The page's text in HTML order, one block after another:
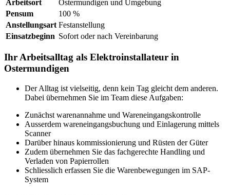
Arbeitsort
Ostermundigen und Umgebung
Pensum
100 %
Anstellungsart Festanstellung
Einsatzbeginn Sofort oder nach Vereinbarung
Ihr Arbeitsalltag als Elektroinstallateur in
Ostermundigen
Der Alltag ist vielseitig, denn kein Tag gleicht dem anderen.
Dabei übernehmen Sie im Team diese Aufgaben:
Zunächst warenannahme und Wareneingangskontrolle
Ausserdem wareneingangsbuchung und Einlagerung mittels
Scanner
Darüber hinaus kommissionierung und Rüsten der Güter
Zudem übernehmen Sie das fachgerechte Handling und
Verladen von Papierrollen
Schliesslich erfassen Sie die Warenbewegungen im SAP-
System